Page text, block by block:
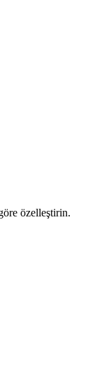
özelleştirin.